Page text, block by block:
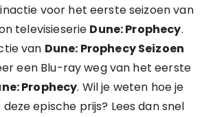
voor het eerste seizoen van
televisieserie Dune: Prophecy.
van Dune: Prophecy Seizoen
een Blu-ray weg van het eerste
Prophecy. Wil je weten hoe je
epische prijs? Lees dan snel